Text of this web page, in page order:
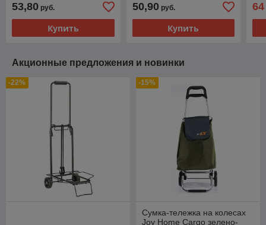
53,80 руб.
Купить
50,90руб.
Купить
64
Акционные предложения и новинки
-22% -15%
Сумка-тележка на колесах
Joy Home Сargo зелено-